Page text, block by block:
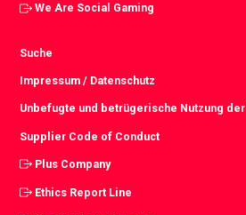
We Are Social Gaming
Suche
Impressum / Datenschutz
Unbefugte und betrügerische Nutzung
Supplier Code of Conduct
Plus Company
Ethics Report Line